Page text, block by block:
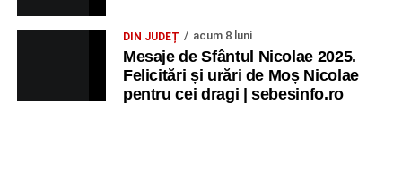
DIN JUDEȚ acum 8 luni
Mesaje de Sfântul Nicolae 2025.
Felicitări și urări de Moș Nicolae
pentru cei dragi | sebesinfo.ro